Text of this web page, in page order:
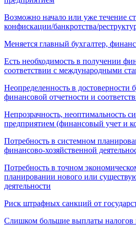
Возможно начало или уже течение
конфискации/банкротства/
Меняется главный бухгалтер,
Есть необходимость в получении
соответствии с международными
Неопределенность в достоверности
финансовой отчетности и
Непрозрачность, неоптимальность
предприятием (финансовый учет и
Потребность в системном
финансово-хозяйственной
Потребность в точном
планировании нового или
деятельности
Риск штрафных санкций от
Слишком большие выплаты налогов